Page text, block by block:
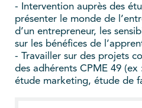
- Intervention auprès des
présenter le monde de
d’un entrepreneur, les
sur les bénéfices de
- Travailler sur des projets
des adhérents CPME 49
étude marketing, étude de